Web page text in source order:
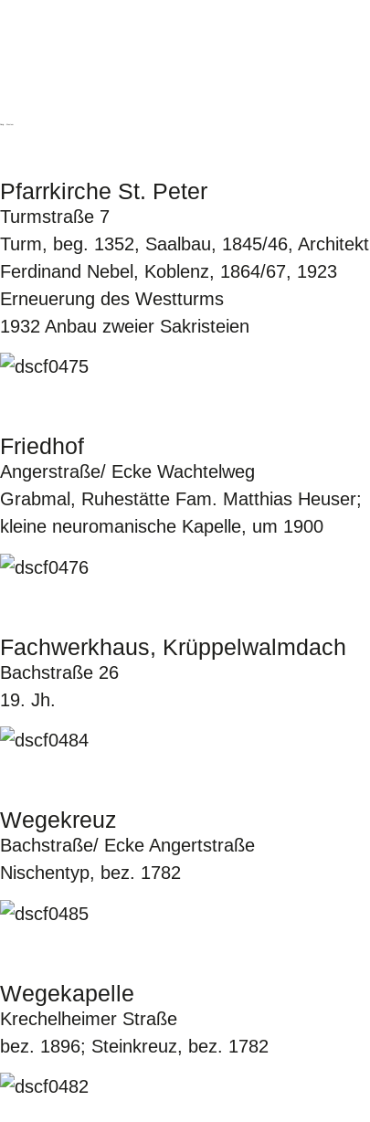
Pfarrkirche St. Peter
Turmstraße 7
Turm, beg. 1352, Saalbau, 1845/46, Architekt
Ferdinand Nebel, Koblenz, 1864/67, 1923
Erneuerung des Westturms
1932 Anbau zweier Sakristeien
Friedhof
Angerstraße/ Ecke Wachtelweg
Grabmal, Ruhestätte Fam. Matthias Heuser;
kleine neuromanische Kapelle, um 1900
Fachwerkhaus, Krüppelwalmdach
Bachstraße 26
19. Jh.
Wegekreuz
Bachstraße/ Ecke Angertstraße
Nischentyp, bez. 1782
Wegekapelle
Krechelheimer Straße
bez. 1896; Steinkreuz, bez. 1782